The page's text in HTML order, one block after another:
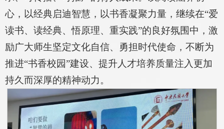
心，以经典启迪智慧，以书香凝聚力量，继续在“爱
读书、读经典、悟原理、重实践”的良好氛围中，激
励广大师生坚定文化自信、勇担时代使命，不断为
推进“书香校园”建设、提升人才培养质量注入更加
持久而深厚的精神动力。